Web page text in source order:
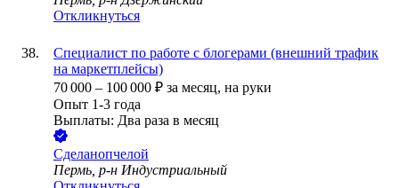
Откликнуться
Специалист по работе с блогерами (внешний трафик
на маркетплейсы)
70 000 – 100 000 ₽ за месяц, на руки
Опыт 1-3 года
Выплаты: Два раза в месяц
Сделанопчелой
Пермь, р-н Индустриальный